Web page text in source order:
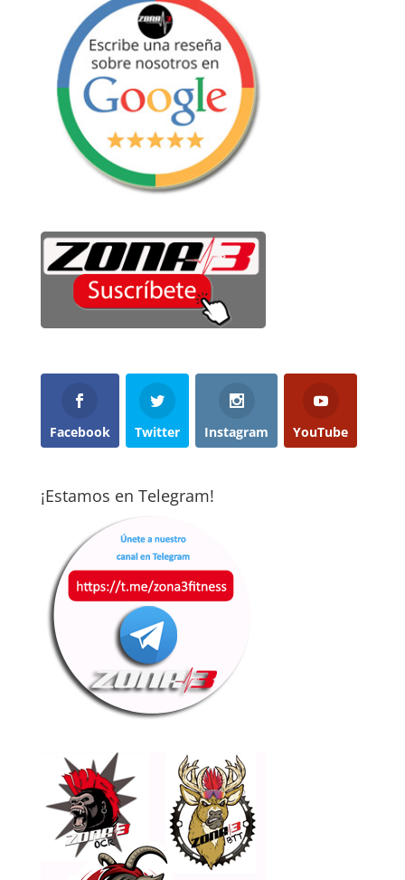
Facebook Twitter Instagram YouTube
¡Estamos en Telegram!